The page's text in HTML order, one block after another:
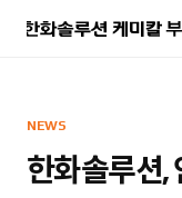
NEWS
한화솔루션,